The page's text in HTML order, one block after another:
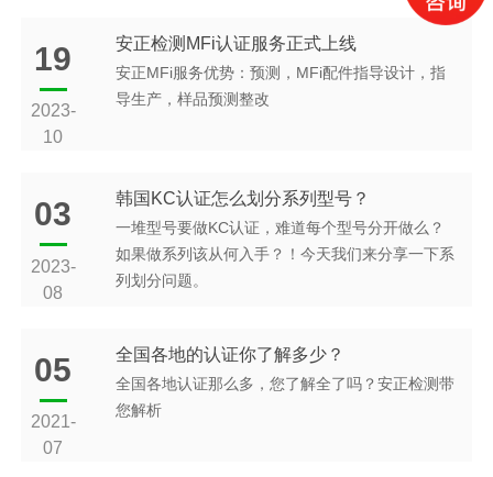
19
2023-
10
安正检测MFi认证服务正式上线
安正MFi服务优势：预测，MFi配件指导设计，指
导生产，样品预测整改
03
2023-
08
韩国KC认证怎么划分系列型号？
一堆型号要做KC认证，难道每个型号分开做么？
如果做系列该从何入手？！今天我们来分享一下系
列划分问题。
05
2021-
07
全国各地的认证你了解多少？
全国各地认证那么多，您了解全了吗？安正检测带
您解析